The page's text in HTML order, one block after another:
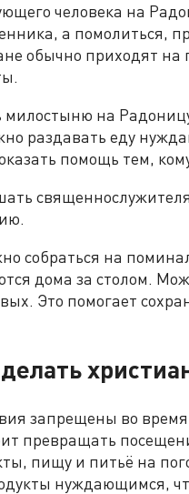
человека на
а помолиться,
обычно приходят
на
раздавать еду
помощь тем,
собраться на
дома за столом.
Это помогает
запрещены во
превращать
пищу и питьё на
нуждающимся,